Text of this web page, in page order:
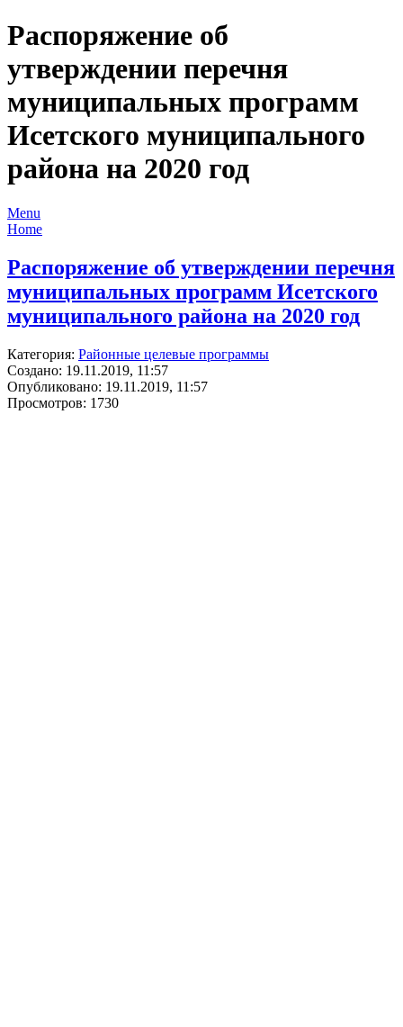
Распоряжение об
утверждении перечня
муниципальных программ
Исетского муниципального
района на 2020 год
Menu
Home
Распоряжение об утверждении перечня
муниципальных программ Исетского
муниципального района на 2020 год
Категория: Районные целевые программы
Создано: 19.11.2019, 11:57
Опубликовано: 19.11.2019, 11:57
Просмотров: 1730